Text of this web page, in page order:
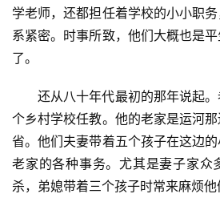
学老师，还都担任着学校的小小职
系紧密。时事所致，他们大概也是
了。
还从八十年代最初的那年说起
个乡村学校任教。他的老家是运河
省。他们夫妻带着五个孩子在这边
老家的各种事务。尤其是妻子家众
杀，弟媳带着三个孩子时常来麻烦他